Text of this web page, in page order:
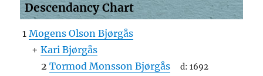
Descendancy Chart
1Mogens Olson Bjørgås
+Kari Bjørgås
2Tormod Monsson Bjørgås d: 1692